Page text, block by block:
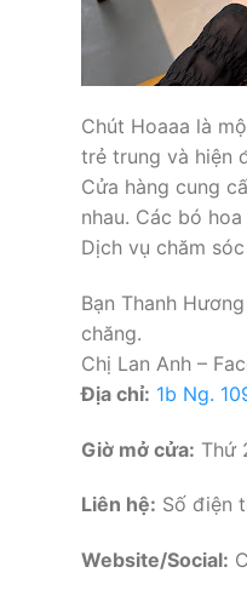
Chút Hoaaa là
trẻ trung và hiện
Cửa hàng cung
nhau. Các bó
Dịch vụ chăm
Bạn Thanh
chăng.
Chị Lan Anh –
Địa chỉ: 1b Ng.
Giờ mở cửa: Thứ
Liên hệ: Số điện
Website/Social: